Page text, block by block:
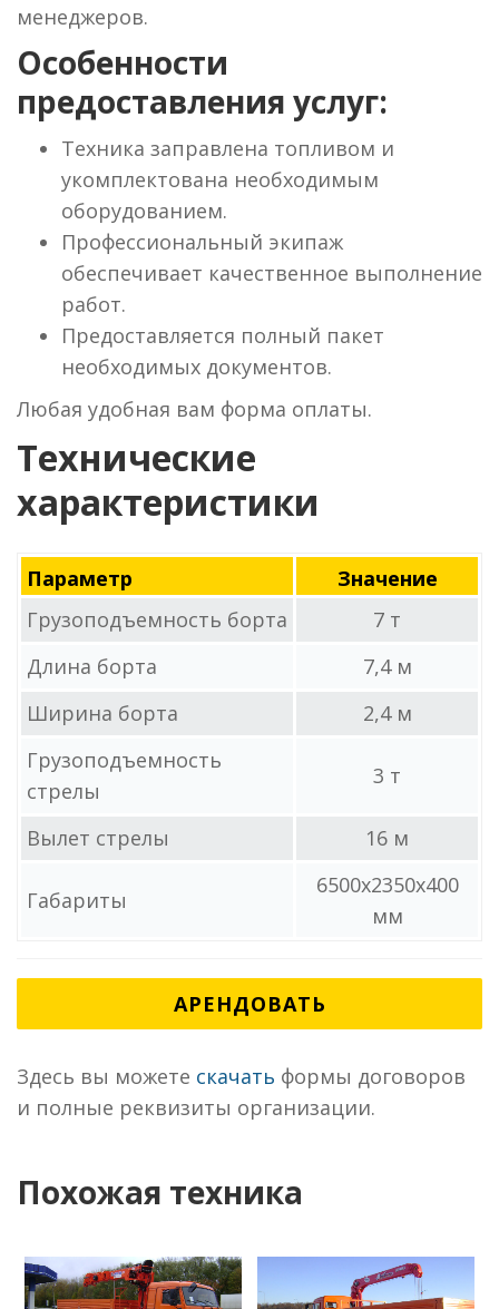
менеджеров.
Особенности
предоставления услуг:
Техника заправлена топливом и
укомплектована необходимым
оборудованием.
Профессиональный экипаж
обеспечивает качественное выполнение
работ.
Предоставляется полный пакет
необходимых документов.
Любая удобная вам форма оплаты.
Технические
характеристики
Параметр
Значение
Грузоподъемность борта
7 т
Длина борта
7,4 м
Ширина борта
2,4 м
Грузоподъемность
стрелы
3 т
Вылет стрелы 16 м
Габариты
6500x2350x400
мм
АРЕНДОВАТЬ
Здесь вы можете скачать формы договоров
и полные реквизиты организации.
Похожая техника